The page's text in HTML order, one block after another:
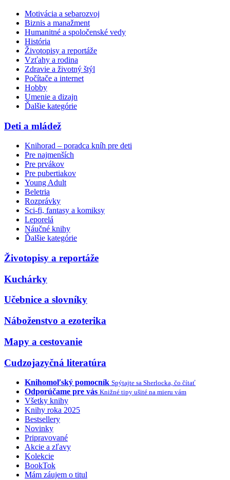
Motivácia a sebarozvoj
Biznis a manažment
Humanitné a spoločenské vedy
História
Životopisy a reportáže
Vzťahy a rodina
Zdravie a životný štýl
Počítače a internet
Hobby
Umenie a dizajn
Ďalšie kategórie
Deti a mládež
Knihorad – poradca kníh pre deti
Pre najmenších
Pre prvákov
Pre pubertiakov
Young Adult
Beletria
Rozprávky
Sci-fi, fantasy a komiksy
Leporelá
Náučné knihy
Ďalšie kategórie
Životopisy a reportáže
Kuchárky
Učebnice a slovníky
Náboženstvo a ezoterika
Mapy a cestovanie
Cudzojazyčná literatúra
Knihomoľský pomocník Spýtajte sa Sherlocka, čo čítať
Odporúčame pre vás Knižné tipy ušité na mieru vám
Všetky knihy
Knihy roka 2025
Bestsellery
Novinky
Pripravované
Akcie a zľavy
Kolekcie
BookTok
Mám záujem o titul